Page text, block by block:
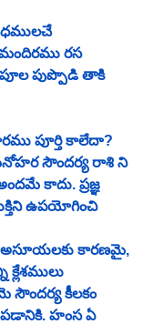
రస
పూల పుప్పొడి తాకి
పూర్తి కాలేదా?
సౌందర్య రాశి ని
కాదు. ప్రజ్ఞ
ఉపయోగించి
అసూయలకు కారణమై,
కీలకం
హంస ఏ